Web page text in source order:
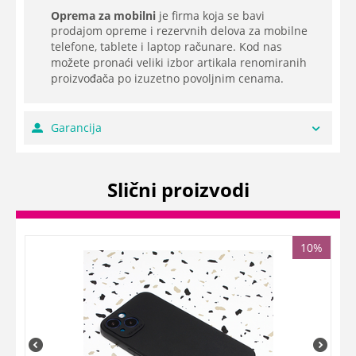
Oprema za mobilni je firma koja se bavi
prodajom opreme i rezervnih delova za mobilne
telefone, tablete i laptop računare. Kod nas
možete pronaći veliki izbor artikala renomiranih
proizvođača po izuzetno povoljnim cenama.
Garancija
Slični proizvodi
10%